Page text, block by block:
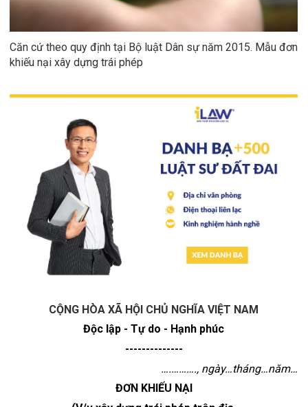
Căn cứ theo quy định tại Bộ luật Dân sự năm 2015. Mẫu đơn
khiếu nại xây dựng trái phép
CỘNG HÒA XÃ HỘI CHỦ NGHĨA VIỆT NAM
Độc lập - Tự do - Hạnh phúc
--------------
….………., ngày…tháng…năm…
ĐƠN KHIẾU NẠI